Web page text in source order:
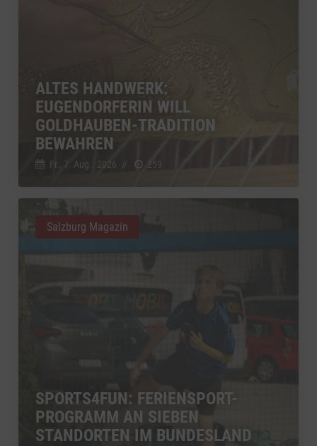
ALTES HANDWERK:
EUGENDORFERIN WILL
GOLDHAUBEN-TRADITION
BEWAHREN
Fr., 7. Aug.. 2026 // 259
SPORTS4FUN: FERIENSPORT-
PROGRAMM AN SIEBEN
STANDORTEN IM BUNDESLAND
Salzburg Magazin